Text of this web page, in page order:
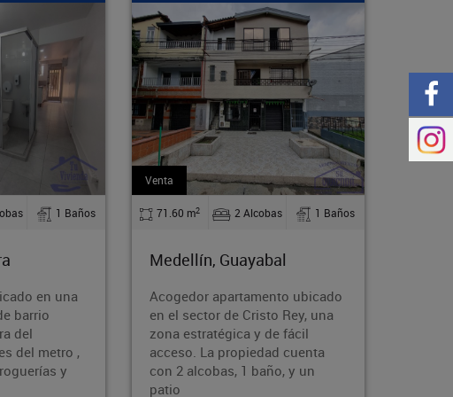
1 Baños
ubicado
Rey, una
de fácil
cuenta
y un
Arriendo
110 m 4 Alcobas 2 Baños
Medellín, Guayabal
Alquila esta cómoda y
espaciosa casa en el acogedor
barrio Rodeo Norte de Medellín.
Con 110 m², 4 dormitorios,
parqueadero y acceso a
transporte públi